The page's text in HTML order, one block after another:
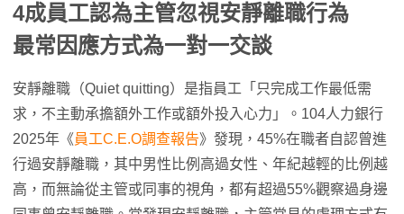
4成員工認為主管忽視安靜離職行為
最常因應方式為一對一交談
安靜離職（Quiet quitting）是指員工「只完成工作最低需
求，不主動承擔額外工作或額外投入心力」。104人力銀行
2025年《員工C.E.O調查報告》發現，45%在職者自認曾進
行過安靜離職，其中男性比例高過女性、年紀越輕的比例越
高，而無論從主管或同事的視角，都有超過55%觀察過身邊